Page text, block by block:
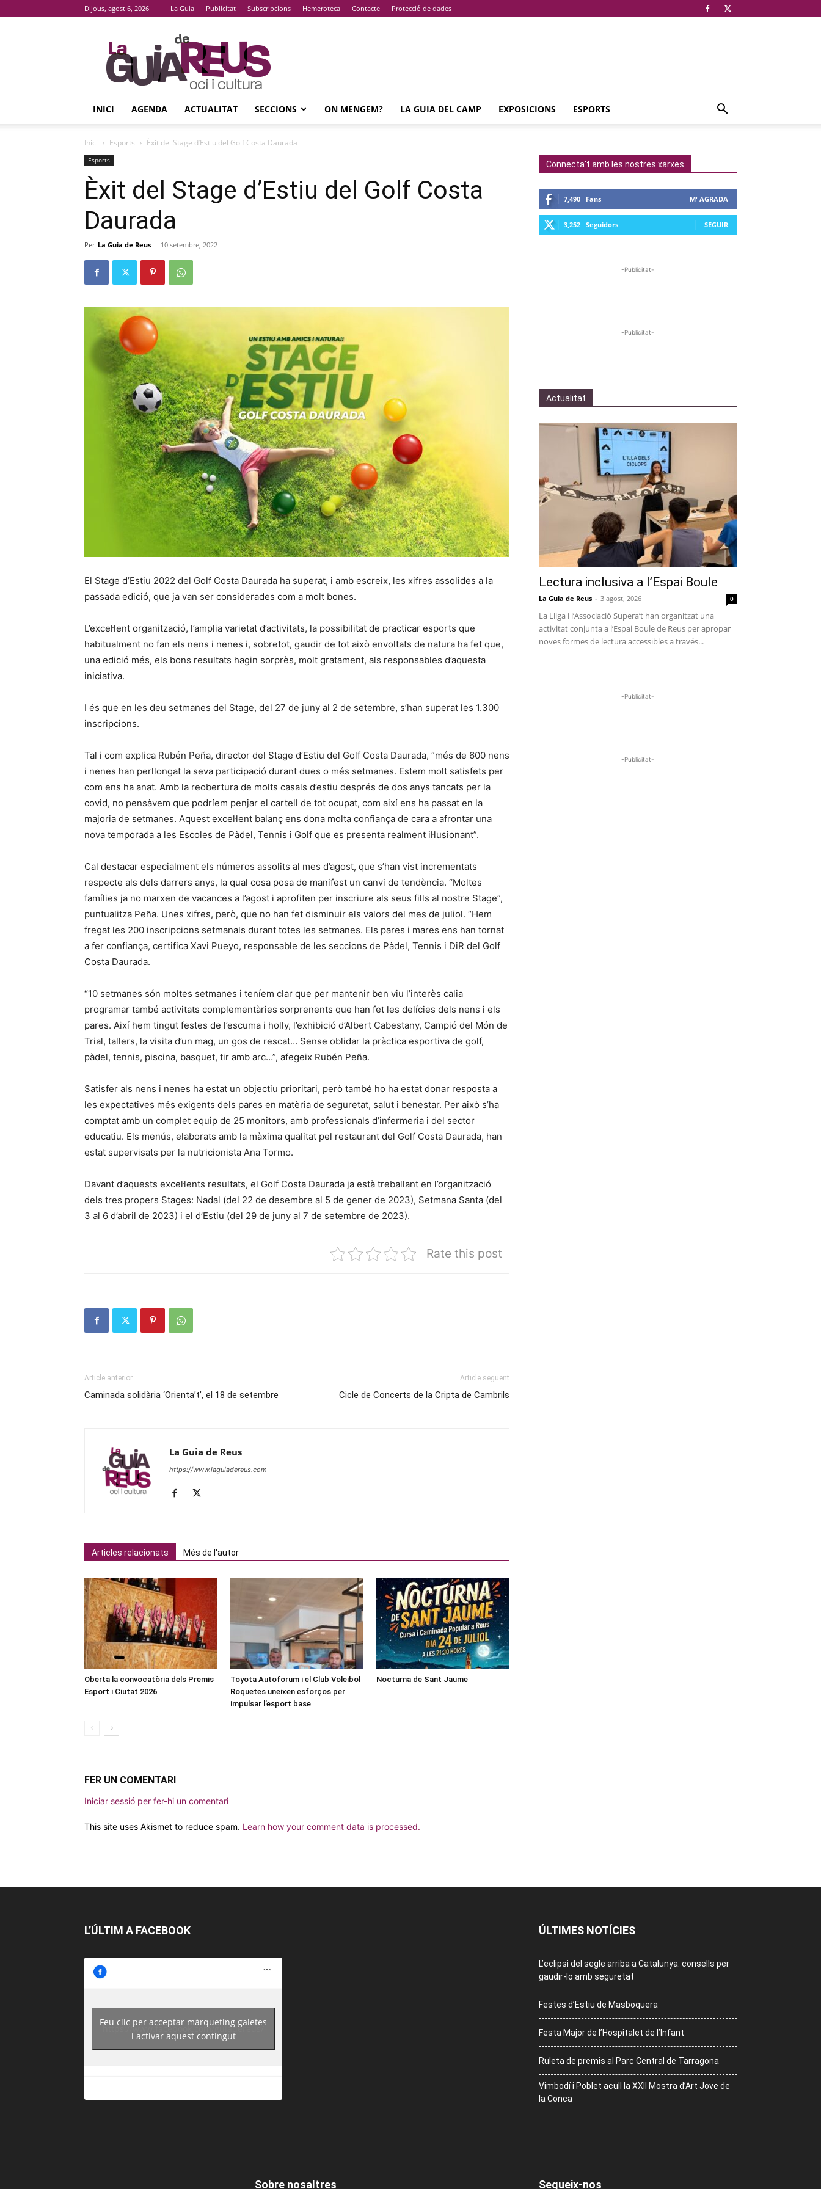
Dijous, agost 6, 2026 La Guia Publicitat Subscripcions Hemeroteca Contacte Protecció de dades
La
Guia
De
Reus
INICI AGENDA ACTUALITAT SECCIONS ON MENGEM? LA GUIA DEL CAMP EXPOSICIONS ESPORTS
Inici Esports Èxit del Stage d’Estiu del Golf Costa Daurada
Esports
Èxit del Stage d’Estiu del Golf Costa
Daurada
Per La Guia de Reus - 10 setembre, 2022
El Stage d’Estiu 2022 del Golf Costa Daurada ha superat, i amb escreix, les xifres assolides a la
passada edició, que ja van ser considerades com a molt bones.
L’excel·lent organització, l’amplia varietat d’activitats, la possibilitat de practicar esports que
habitualment no fan els nens i nenes i, sobretot, gaudir de tot això envoltats de natura ha fet que,
una edició més, els bons resultats hagin sorprès, molt gratament, als responsables d’aquesta
iniciativa.
I és que en les deu setmanes del Stage, del 27 de juny al 2 de setembre, s’han superat les 1.300
inscripcions.
Tal i com explica Rubén Peña, director del Stage d’Estiu del Golf Costa Daurada, “més de 600 nens
i nenes han perllongat la seva participació durant dues o més setmanes. Estem molt satisfets per
com ens ha anat. Amb la reobertura de molts casals d’estiu després de dos anys tancats per la
covid, no pensàvem que podríem penjar el cartell de tot ocupat, com així ens ha passat en la
majoria de setmanes. Aquest excel·lent balanç ens dona molta confiança de cara a afrontar una
nova temporada a les Escoles de Pàdel, Tennis i Golf que es presenta realment il·lusionant”.
Cal destacar especialment els números assolits al mes d’agost, que s’han vist incrementats
respecte als dels darrers anys, la qual cosa posa de manifest un canvi de tendència. “Moltes
famílies ja no marxen de vacances a l’agost i aprofiten per inscriure als seus fills al nostre Stage”,
puntualitza Peña. Unes xifres, però, que no han fet disminuir els valors del mes de juliol. “Hem
fregat les 200 inscripcions setmanals durant totes les setmanes. Els pares i mares ens han tornat
a fer confiança, certifica Xavi Pueyo, responsable de les seccions de Pàdel, Tennis i DiR del Golf
Costa Daurada.
“10 setmanes són moltes setmanes i teníem clar que per mantenir ben viu l’interès calia
programar també activitats complementàries sorprenents que han fet les delícies dels nens i els
pares. Així hem tingut festes de l’escuma i holly, l’exhibició d’Albert Cabestany, Campió del Món de
Trial, tallers, la visita d’un mag, un gos de rescat… Sense oblidar la pràctica esportiva de golf,
pàdel, tennis, piscina, basquet, tir amb arc…”, afegeix Rubén Peña.
Satisfer als nens i nenes ha estat un objectiu prioritari, però també ho ha estat donar resposta a
les expectatives més exigents dels pares en matèria de seguretat, salut i benestar. Per això s’ha
comptat amb un complet equip de 25 monitors, amb professionals d’infermeria i del sector
educatiu. Els menús, elaborats amb la màxima qualitat pel restaurant del Golf Costa Daurada, han
estat supervisats per la nutricionista Ana Tormo.
Davant d’aquests excel·lents resultats, el Golf Costa Daurada ja està treballant en l’organització
dels tres propers Stages: Nadal (del 22 de desembre al 5 de gener de 2023), Setmana Santa (del
3 al 6 d’abril de 2023) i el d’Estiu (del 29 de juny al 7 de setembre de 2023).
Rate this post
Article anterior
Caminada solidària ‘Orienta’t’, el 18 de setembre
Article següent
Cicle de Concerts de la Cripta de Cambrils
La Guia de Reus
https://www.laguiadereus.com
Articles relacionats Més de l'autor
Oberta la convocatòria dels Premis
Esport i Ciutat 2026
Toyota Autoforum i el Club Voleibol
Roquetes uneixen esforços per
impulsar l’esport base
Nocturna de Sant Jaume
FER UN COMENTARI
Iniciar sessió per fer-hi un comentari
This site uses Akismet to reduce spam. Learn how your comment data is processed.
Connecta't amb les nostres xarxes
7,490 Fans M' AGRADA
3,252 Seguidors SEGUIR
-Publicitat-
-Publicitat-
Actualitat
Lectura inclusiva a l’Espai Boule
La Guia de Reus - 3 agost, 2026 0
La Lliga i l’Associació Supera’t han organitzat una
activitat conjunta a l’Espai Boule de Reus per apropar
noves formes de lectura accessibles a través...
-Publicitat-
-Publicitat-
L’ÚLTIM A FACEBOOK
https://www.facebook.com/guiadereus/
Feu clic per acceptar màrqueting galetes
i activar aquest contingut
ÚLTIMES NOTÍCIES
L’eclipsi del segle arriba a Catalunya: consells per
gaudir-lo amb seguretat
Festes d’Estiu de Masboquera
Festa Major de l’Hospitalet de l’Infant
Ruleta de premis al Parc Central de Tarragona
Vimbodí i Poblet acull la XXII Mostra d’Art Jove de
la Conca
Sobre nosaltres Segueix-nos